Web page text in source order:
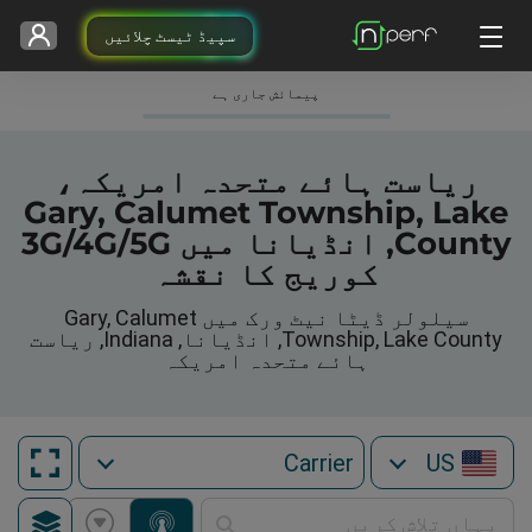
سپیڈ ٹیسٹ چلائیں
پیمائش جاری ہے
ریاست ہائے متحدہ امریکہ،
Gary, Calumet Township, Lake
County, انڈیانا میں 3G/4G/5G
کوریج کا نقشہ
سیلولر ڈیٹا نیٹ ورک میں Gary, Calumet
Township, Lake County, انڈیانا, Indiana, ریاست
ہائے متحدہ امریکہ
US